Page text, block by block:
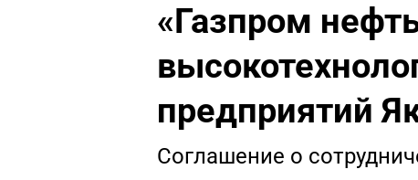
«Газпром
предприятий
Соглашение о